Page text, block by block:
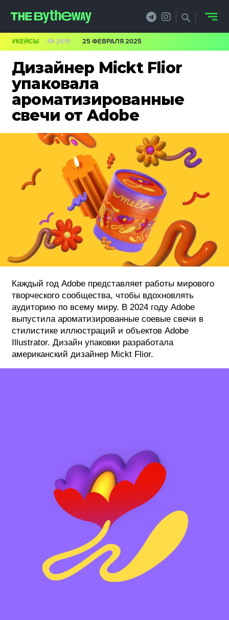
Дизайнер Mickt Flior
упаковала
ароматизированные
свечи от Adobe
#КЕЙСЫ 2619 25 ФЕВРАЛЯ 2025
Каждый год Adobe представляет работы мирового
творческого сообщества, чтобы вдохновлять
аудиторию по всему миру. В 2024 году Adobe
выпустила ароматизированные соевые свечи в
стилистике иллюстраций и объектов Adobe
Illustrator. Дизайн упаковки разработала
американский дизайнер Mickt Flior.
НОВОСТИ
PRO.ОБЗОР
КЕЙСЫ
КРЕАТИВА
БИЗНЕС И
ТЕХНОЛОГИИ
ФЕСТИВАЛИ
ФОТОГРАФИЯ
ТИПОГРАФИКА
ИСТОРИИ БРЕНДОВ
О ПРОЕКТЕ
РЕКЛАМА
КОНТАКТЫ